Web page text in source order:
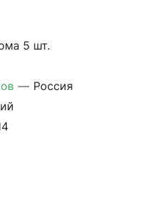
5 шт.
— Россия